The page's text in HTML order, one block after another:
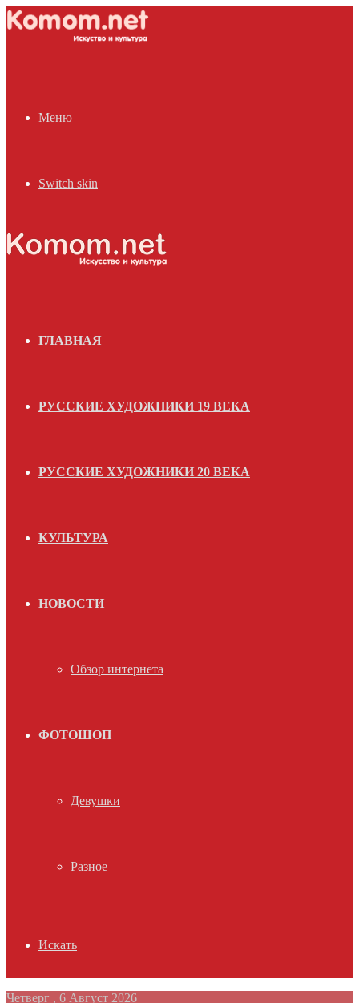
Меню
Switch skin
ГЛАВНАЯ
РУССКИЕ ХУДОЖНИКИ 19 ВЕКА
РУССКИЕ ХУДОЖНИКИ 20 ВЕКА
КУЛЬТУРА
НОВОСТИ
Обзор интернета
ФОТОШОП
Девушки
Разное
Искать
Четверг , 6 Август 2026